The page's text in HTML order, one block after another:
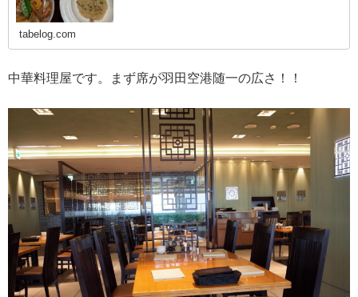
tabelog.com
中華料理屋です。まず席が羽田空港随一の広さ！！